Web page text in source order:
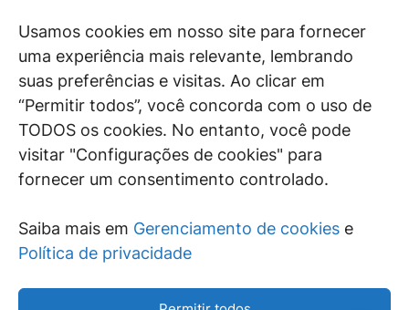
Usamos cookies em nosso site para fornecer
uma experiência mais relevante, lembrando
suas preferências e visitas. Ao clicar em
“Permitir todos”, você concorda com o uso de
TODOS os cookies. No entanto, você pode
visitar "Configurações de cookies" para
fornecer um consentimento controlado.
Saiba mais em Gerenciamento de cookies e
Política de privacidade
juristas e doutrinadores nacionais, se posicionam
diante de questões relevantes do cotidiano e
universo jurídico.
SIGA